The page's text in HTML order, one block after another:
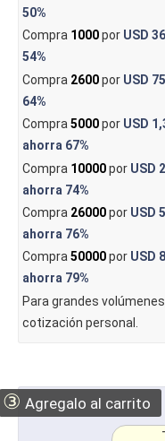
50%
Compra 1000por USD
54%
Compra 2600por USD
64%
Compra5000por USD
ahorra 67%
Compra 10000por USD
ahorra 74%
Compra 26000por USD
ahorra 76%
Compra50000por USD
ahorra 79%
Para grandes
cotización personal.
③ Agregalo al carrito